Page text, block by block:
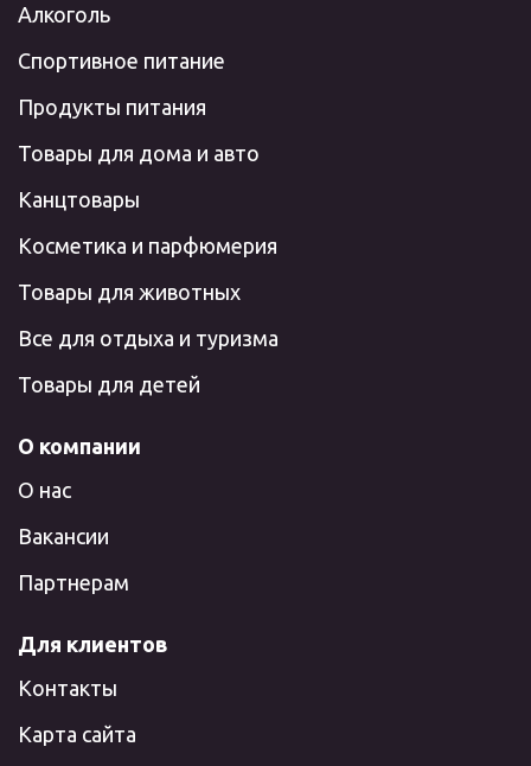
Алкоголь
Спортивное питание
Продукты питания
Товары для дома и авто
Канцтовары
Косметика и парфюмерия
Товары для животных
Все для отдыха и туризма
Товары для детей
О компании
О нас
Вакансии
Партнерам
Для клиентов
Контакты
Карта сайта